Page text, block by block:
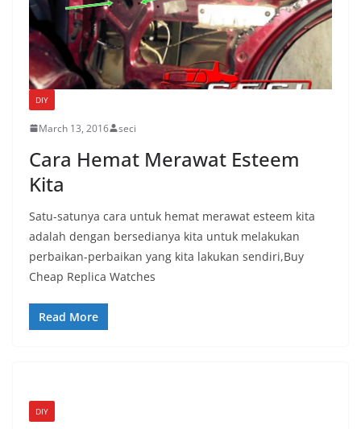
DIY
March 13, 2016 seci
Cara Hemat Merawat Esteem
Kita
Satu-satunya cara untuk hemat merawat esteem kita
adalah dengan bersedianya kita untuk melakukan
perbaikan-perbaikan yang kita lakukan sendiri,Buy
Cheap Replica Watches
Read More
DIY